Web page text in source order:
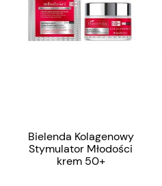
Bielenda Kolagenowy
Stymulator Młodości
krem 50+